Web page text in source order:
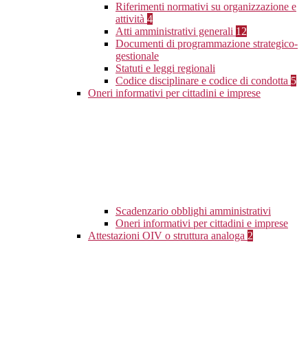
Riferimenti normativi su organizzazione e
attività 4
Atti amministrativi generali 12
Documenti di programmazione strategico-
gestionale
Statuti e leggi regionali
Codice disciplinare e codice di condotta 5
Oneri informativi per cittadini e imprese
Scadenzario obblighi amministrativi
Oneri informativi per cittadini e imprese
Attestazioni OIV o struttura analoga 2